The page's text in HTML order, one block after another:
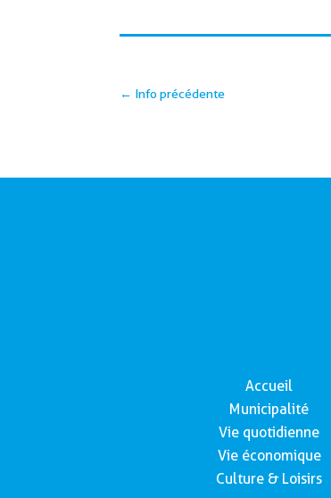
← Info précédente
Accueil
Municipalité
Vie quotidienne
Vie économique
Culture & Loisirs